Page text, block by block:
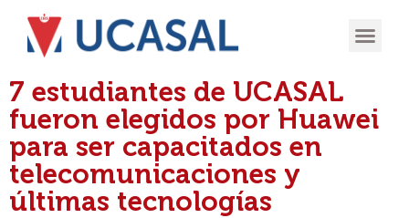
7 estudiantes de UCASAL
fueron elegidos por Huawei
para ser capacitados en
telecomunicaciones y
últimas tecnologías